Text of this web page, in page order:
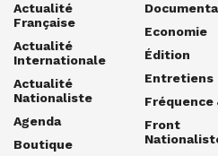
Actualité
Française
Actualité
Internationale
Actualité
Nationaliste
Agenda
Boutique
Economie
Édition
Entretiens
Fréquence
Front